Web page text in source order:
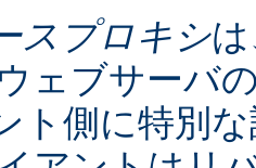
スプロキシ
ェブサーバ
ト側に特別